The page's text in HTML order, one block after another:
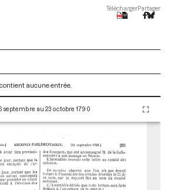
TéléchargerPartager
aucune entrée.
septembre au 23 octobre 1790